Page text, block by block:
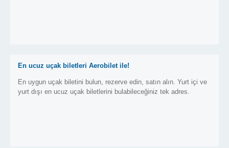
En ucuz uçak biletleri Aerobilet ile!
En uygun uçak biletini bulun, rezerve edin, satın alın. Yurt içi ve
yurt dışı en ucuz uçak biletlerini bulabileceğiniz tek adres.